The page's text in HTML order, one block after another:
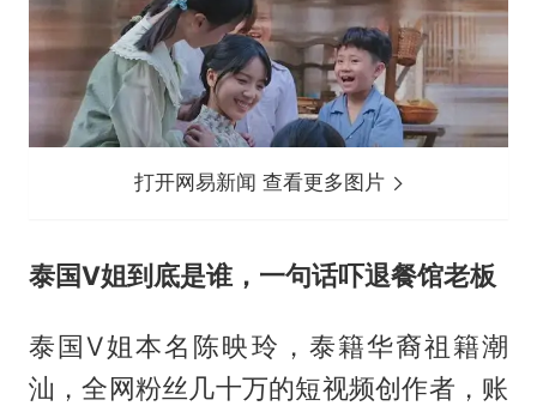
打开网易新闻 查看更多图片
泰国V姐到底是谁，一句话吓退餐馆老板
泰国V姐本名陈映玲，泰籍华裔祖籍潮
汕，全网粉丝几十万的短视频创作者，账